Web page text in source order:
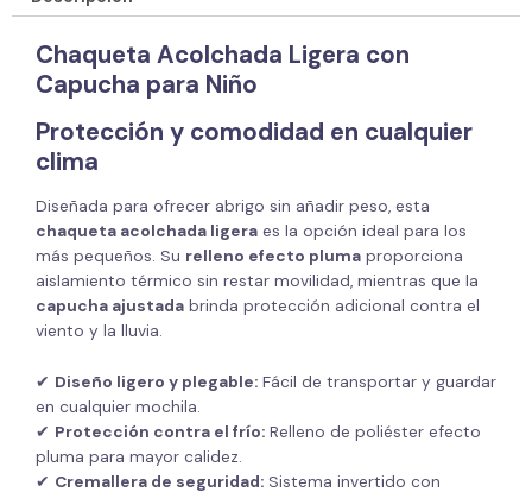
Chaqueta Acolchada Ligera con
Capucha para Niño
Protección y comodidad en cualquier
clima
Diseñada para ofrecer abrigo sin añadir peso, esta
chaqueta acolchada ligera es la opción ideal para los
más pequeños. Su relleno efecto pluma proporciona
aislamiento térmico sin restar movilidad, mientras que la
capucha ajustada brinda protección adicional contra el
viento y la lluvia.
✔ Diseño ligero y plegable: Fácil de transportar y guardar
en cualquier mochila.
✔ Protección contra el frío: Relleno de poliéster efecto
pluma para mayor calidez.
✔ Cremallera de seguridad: Sistema invertido con